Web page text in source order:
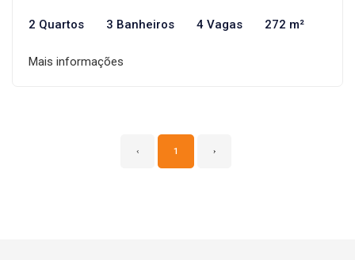
2 Quartos 3 Banheiros 4 Vagas 272 m²
Mais informações
‹ 1 ›